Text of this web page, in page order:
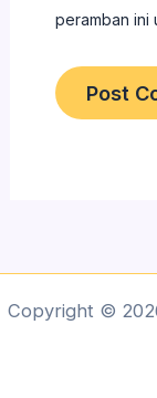
peramban ini
Copyright ©